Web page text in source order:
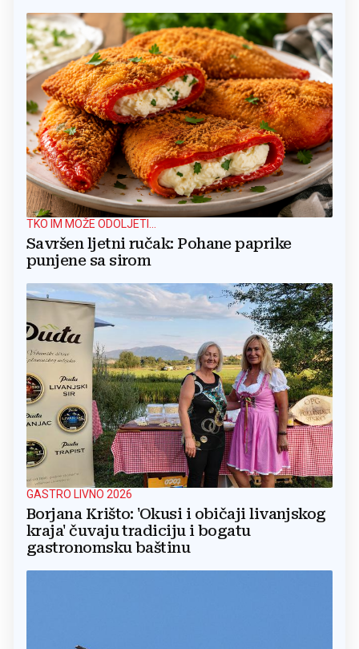
TKO IM MOŽE ODOLJETI...
Savršen ljetni ručak: Pohane paprike
punjene sa sirom
GASTRO LIVNO 2026
Borjana Krišto: 'Okusi i običaji livanjskog
kraja' čuvaju tradiciju i bogatu
gastronomsku baštinu